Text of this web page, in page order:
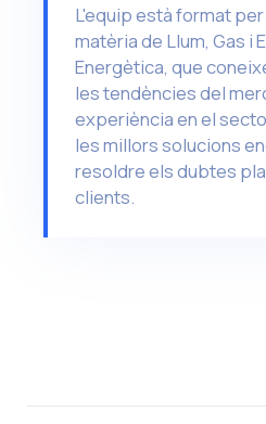
L'equip està format
matèria de Llum, Gas i
Energètica, que
les tendències del
experiència en el
les millors solucions
resoldre els dubtes
clients.